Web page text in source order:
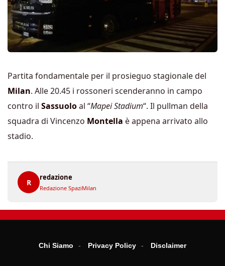
Partita fondamentale per il prosieguo stagionale del
Milan. Alle 20.45 i rossoneri scenderanno in campo
contro il Sassuoloal “Mapei Stadium“. Il pullman della
squadra di Vincenzo Montella è appena arrivato allo
stadio.
R
redazione
Redazione SpaziMilan
Chi Siamo Privacy Policy Disclaimer